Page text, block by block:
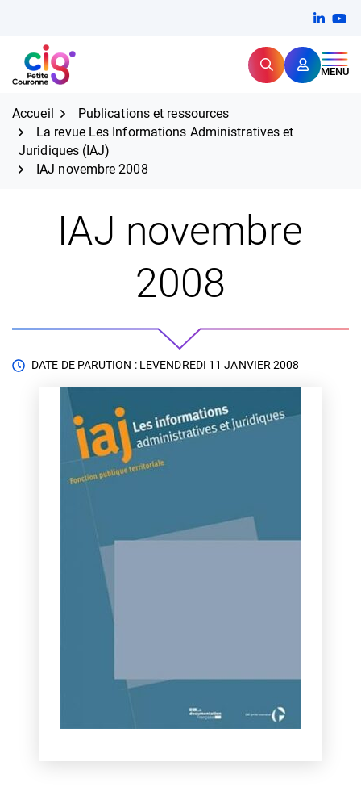
contenu
CIG Petite Couronne RechercherMENU
Expertise et proximité pour
Accueil
Publications et ressources
La revue Les Informations Administratives et
Juridiques (IAJ)
IAJ novembre 2008
IAJ novembre
2008
DATE DE PARUTION : LEVENDREDI 11 JANVIER 2008